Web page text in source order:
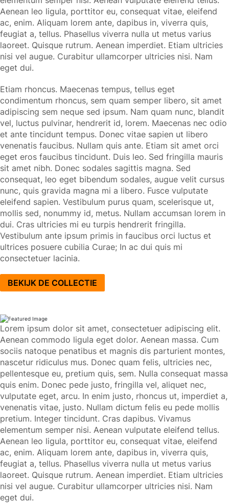
Aenean leo ligula, porttitor eu, consequat vitae, eleifend
ac, enim. Aliquam lorem ante, dapibus in, viverra quis,
feugiat a, tellus. Phasellus viverra nulla ut metus varius
laoreet. Quisque rutrum. Aenean imperdiet. Etiam ultricies
nisi vel augue. Curabitur ullamcorper ultricies nisi. Nam
eget dui.
Etiam rhoncus. Maecenas tempus, tellus eget
condimentum rhoncus, sem quam semper libero, sit amet
adipiscing sem neque sed ipsum. Nam quam nunc, blandit
vel, luctus pulvinar, hendrerit id, lorem. Maecenas nec odio
et ante tincidunt tempus. Donec vitae sapien ut libero
venenatis faucibus. Nullam quis ante. Etiam sit amet orci
eget eros faucibus tincidunt. Duis leo. Sed fringilla mauris
sit amet nibh. Donec sodales sagittis magna. Sed
consequat, leo eget bibendum sodales, augue velit cursus
nunc, quis gravida magna mi a libero. Fusce vulputate
eleifend sapien. Vestibulum purus quam, scelerisque ut,
mollis sed, nonummy id, metus. Nullam accumsan lorem in
dui. Cras ultricies mi eu turpis hendrerit fringilla.
Vestibulum ante ipsum primis in faucibus orci luctus et
ultrices posuere cubilia Curae; In ac dui quis mi
consectetuer lacinia.
BEKIJK DE COLLECTIE
Lorem ipsum dolor sit amet, consectetuer adipiscing elit.
Aenean commodo ligula eget dolor. Aenean massa. Cum
sociis natoque penatibus et magnis dis parturient montes,
nascetur ridiculus mus. Donec quam felis, ultricies nec,
pellentesque eu, pretium quis, sem. Nulla consequat massa
quis enim. Donec pede justo, fringilla vel, aliquet nec,
vulputate eget, arcu. In enim justo, rhoncus ut, imperdiet a,
venenatis vitae, justo. Nullam dictum felis eu pede mollis
pretium. Integer tincidunt. Cras dapibus. Vivamus
elementum semper nisi. Aenean vulputate eleifend tellus.
Aenean leo ligula, porttitor eu, consequat vitae, eleifend
ac, enim. Aliquam lorem ante, dapibus in, viverra quis,
feugiat a, tellus. Phasellus viverra nulla ut metus varius
laoreet. Quisque rutrum. Aenean imperdiet. Etiam ultricies
nisi vel augue. Curabitur ullamcorper ultricies nisi. Nam
eget dui.